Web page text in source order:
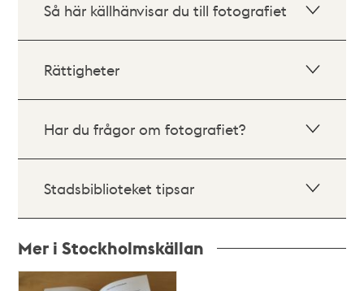
Så här källhänvisar du till fotografiet
Rättigheter
Har du frågor om fotografiet?
Stadsbiblioteket tipsar
Mer i Stockholmskällan
Relaterade